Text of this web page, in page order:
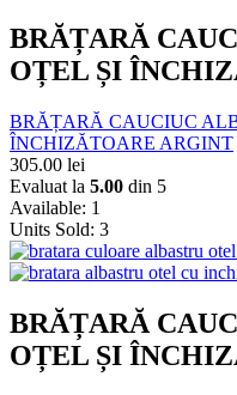
BRĂȚARĂ
OȚEL ȘI
BRĂȚARĂ CAUCIUC
ÎNCHIZĂTOARE ARGINT
305.00 lei
Evaluat la 5.00 din 5
Available: 1
Units Sold: 3
BRĂȚARĂ
OȚEL ȘI